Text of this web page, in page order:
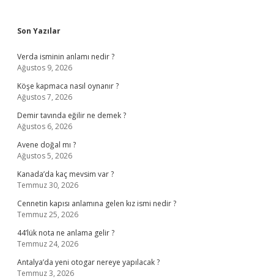
Sidebar
Son Yazılar
Verda isminin anlamı nedir ?
Ağustos 9, 2026
Köşe kapmaca nasıl oynanır ?
Ağustos 7, 2026
Demir tavında eğilir ne demek ?
Ağustos 6, 2026
Avene doğal mı ?
Ağustos 5, 2026
Kanada’da kaç mevsim var ?
Temmuz 30, 2026
Cennetin kapısı anlamına gelen kız ismi nedir ?
Temmuz 25, 2026
44’lük nota ne anlama gelir ?
Temmuz 24, 2026
Antalya’da yeni otogar nereye yapılacak ?
Temmuz 3, 2026